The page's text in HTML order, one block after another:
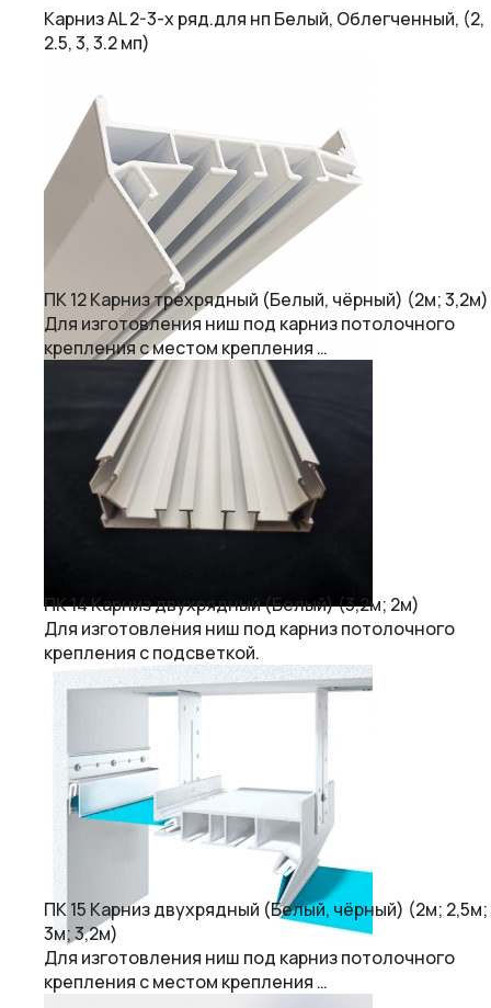
Карниз AL 2-3-х ряд.для нп Белый, Облегченный, (2,
2.5, 3, 3.2 мп)
ПК 12 Карниз трехрядный (Белый, чёрный) (2м; 3,2м)
Для изготовления ниш под карниз потолочного
крепления с местом крепления …
ПК 14 Карниз двухрядный (Белый) (3,2м; 2м)
Для изготовления ниш под карниз потолочного
крепления с подсветкой.
ПК 15 Карниз двухрядный (Белый, чёрный) (2м; 2,5м;
3м; 3,2м)
Для изготовления ниш под карниз потолочного
крепления с местом крепления …